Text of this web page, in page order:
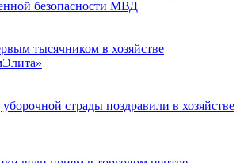
безопасности МВД
тысячником в хозяйстве
страды поздравили в хозяйстве